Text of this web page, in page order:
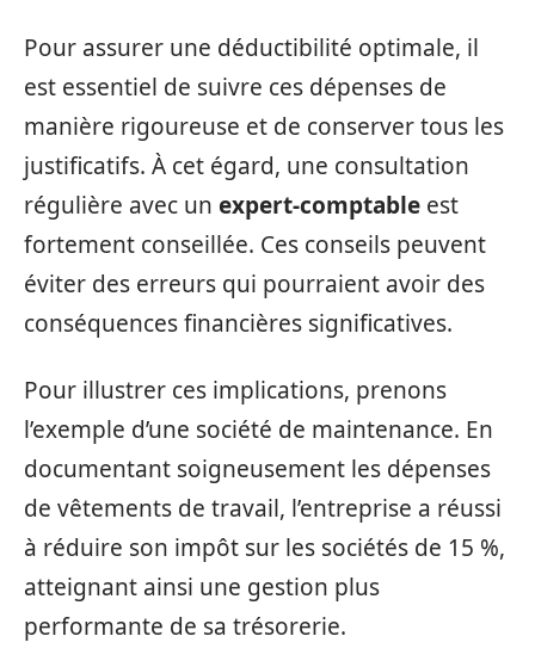
Pour assurer une déductibilité optimale, il
est essentiel de suivre ces dépenses de
manière rigoureuse et de conserver tous les
justificatifs. À cet égard, une consultation
régulière avec un expert-comptable est
fortement conseillée. Ces conseils peuvent
éviter des erreurs qui pourraient avoir des
conséquences financières significatives.
Pour illustrer ces implications, prenons
l’exemple d’une société de maintenance. En
documentant soigneusement les dépenses
de vêtements de travail, l’entreprise a réussi
à réduire son impôt sur les sociétés de 15 %,
atteignant ainsi une gestion plus
performante de sa trésorerie.